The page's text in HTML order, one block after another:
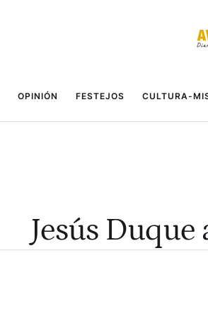
OPINIÓN FESTEJOS CULTURA-
Jesús